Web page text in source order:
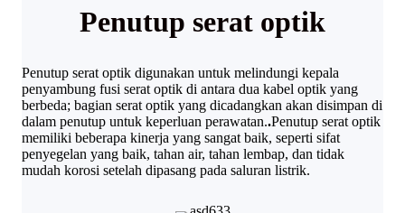
Penutup serat optik
Penutup serat optik digunakan untuk melindungi kepala
penyambung fusi serat optik di antara dua kabel optik yang
berbeda; bagian serat optik yang dicadangkan akan disimpan di
dalam penutup untuk keperluan perawatan..Penutup serat optik
memiliki beberapa kinerja yang sangat baik, seperti sifat
penyegelan yang baik, tahan air, tahan lembap, dan tidak
mudah korosi setelah dipasang pada saluran listrik.